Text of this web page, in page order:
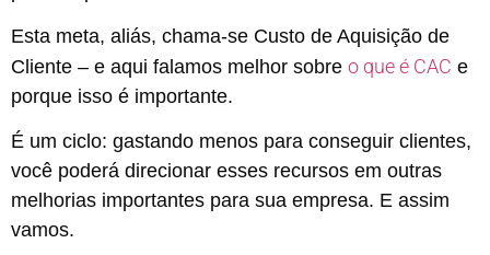
Esta meta, aliás, chama-se Custo de Aquisição de
Cliente – e aqui falamos melhor sobre o que é CAC e
porque isso é importante.
É um ciclo: gastando menos para conseguir clientes,
você poderá direcionar esses recursos em outras
melhorias importantes para sua empresa. E assim
vamos.